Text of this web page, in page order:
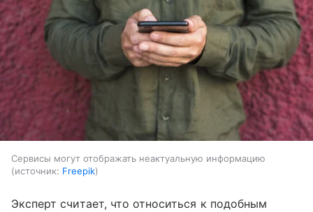
Сервисы могут отображать неактуальную информацию
источник: Freepik
Эксперт считает, что относиться к подобным